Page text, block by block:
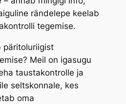
rändelepe keelab
tegemise.
päritoluriigist
Meil on igasugu
taustakontrolle ja
seltskonnale, kes
oma